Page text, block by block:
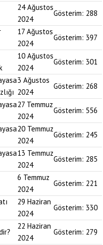
24 Ağustos
2024
Gösterim: 288
17 Ağustos
2024
Gösterim: 397
10 Ağustos
2024
Gösterim: 301
3 Ağustos
2024
Gösterim: 268
27 Temmuz
2024
Gösterim: 556
20 Temmuz
2024
Gösterim: 245
13 Temmuz
2024
Gösterim: 285
6 Temmuz
2024
Gösterim: 221
29 Haziran
2024
Gösterim: 330
22 Haziran
2024
Gösterim: 279